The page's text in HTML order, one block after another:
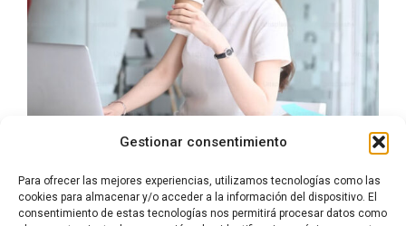
Gestionar consentimiento
Para ofrecer las mejores experiencias, utilizamos tecnologías como las
cookies para almacenar y/o acceder a la información del dispositivo. El
consentimiento de estas tecnologías nos permitirá procesar datos como